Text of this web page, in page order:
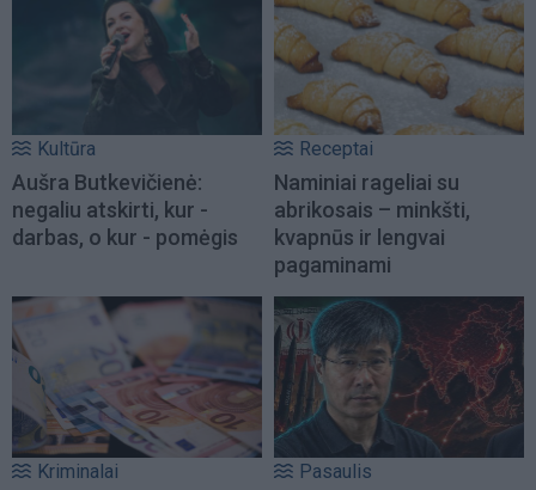
Kultūra
Aušra Butkevičienė:
negaliu atskirti, kur -
darbas, o kur - pomėgis
Receptai
Naminiai rageliai su
abrikosais – minkšti,
kvapnūs ir lengvai
pagaminami
Kriminalai Pasaulis